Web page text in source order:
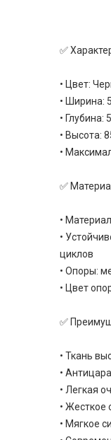
✅
• Цвет:
• Ширина:
• Глубина:
• Высота:
•
✅
•
•
циклов
• Опоры:
• Цвет
✅
• Ткань
•
• Легкая
• Жесткое
• Мягкое